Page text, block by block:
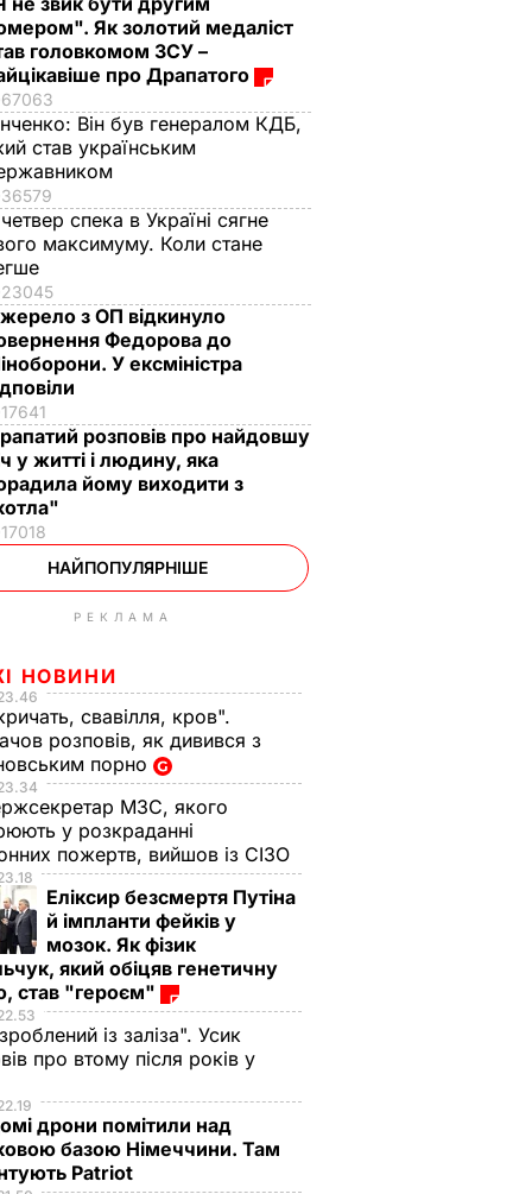
Як золотий медаліст
головкомом ЗСУ –
про Драпатого
67063
Він був генералом КДБ,
став українським
36579
спека в Україні сягне
максимуму. Коли стане
23045
з ОП відкинуло
Федорова до
У ексміністра
17641
розповів про найдовшу
у житті і людину, яка
йому виходити з
17018
НАЙПОПУЛЯРНІШЕ
РЕКЛАМА
НОВИНИ
свавілля, кров".
розповів, як дивився з
порно
МЗС, якого
у розкраданні
пожертв, вийшов із СІЗО
Еліксир безсмертя Путіна
й імпланти фейків у
мозок. Як фізик
який обіцяв генетичну
став "героєм"
із заліза". Усик
про втому після років у
дрони помітили над
базою Німеччини. Там
Patriot